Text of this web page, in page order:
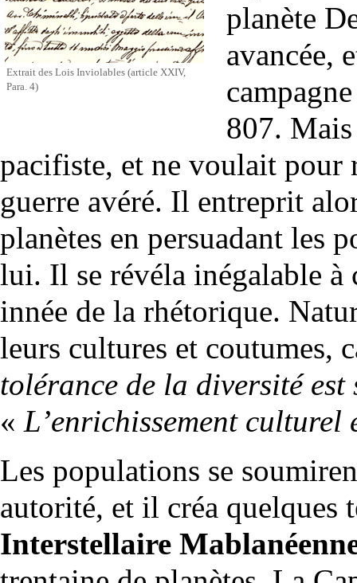
Extrait des Lois Inviolables (article XXIV,
Para. 4)
planète
avancée,
807.
pacifiste, et ne voulait pour
guerre avéré. Il entreprit
planètes en persuadant les
lui. Il se révéla inégalable à
innée de la rhétorique.
leurs cultures et coutumes,
tolérance de la diversité est
« L’enrichissement culturel
Les populations se
autorité, et il créa quelques
Interstellaire